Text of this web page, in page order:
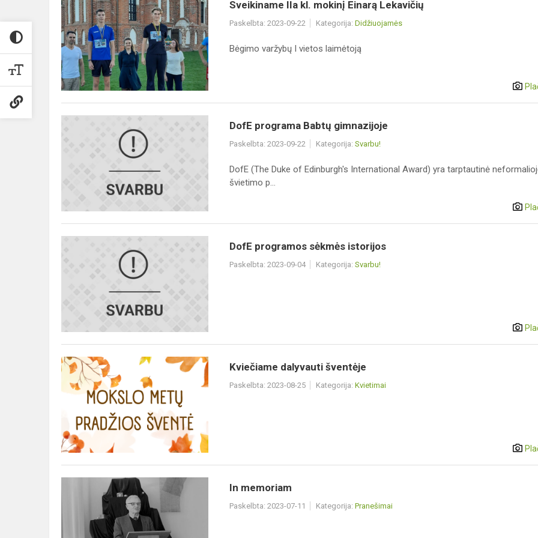
IIa
kl.
mokinį
Einarą
Lekavičių
Sveikiname IIa kl. mokinį Einarą Lekavičių
Paskelbta: 2023-09-22 Kategorija: Didžiuojamės
Bėgimo varžybų I vietos laimėtoją
DofE programa Babtų gimnazijoje
Paskelbta: 2023-09-22 Kategorija: Svarbu!
DofE (The Duke of Edinburgh's International Award) yra tarptautinė
švietimo p...
DofE programos sėkmės istorijos
Paskelbta: 2023-09-04 Kategorija: Svarbu!
Kviečiame
dalyvauti
šventėje
Kviečiame dalyvauti šventėje
Paskelbta: 2023-08-25 Kategorija: Kvietimai
memoriam
In memoriam
Paskelbta: 2023-07-11 Kategorija: Pranešimai